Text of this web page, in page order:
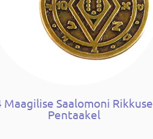
Maagilise Saalomoni Rikkuse
Pentaakel